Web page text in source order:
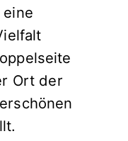
Ort der